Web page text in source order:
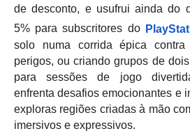
de desconto, e usufrui ainda do
5% para subscritores do
solo numa corrida épica
perigos, ou criando grupos de
para sessões de jogo
enfrenta desafios emocionantes e
exploras regiões criadas à mão
imersivos e expressivos.